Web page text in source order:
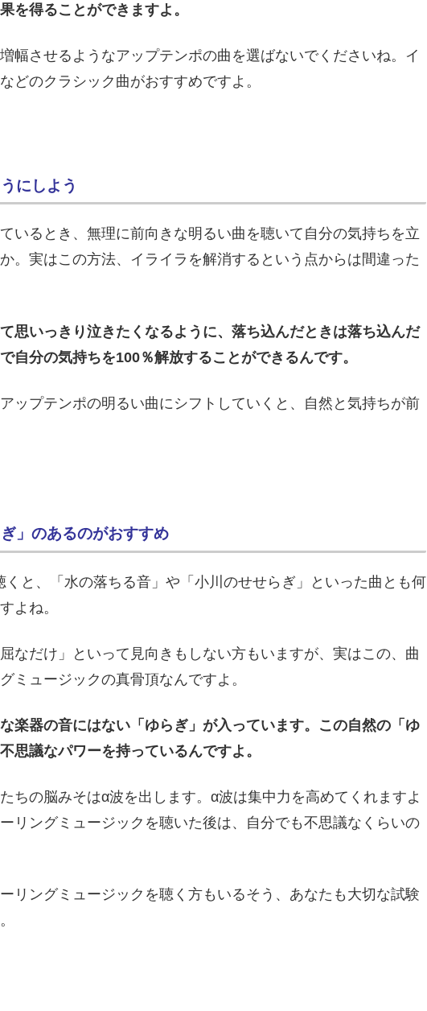
を得ることができますよ。
幅させるようなアップテンポの曲を選ばないでくださいね。イ
どのクラシック曲がおすすめですよ。
にしよう
いるとき、無理に前向きな明るい曲を聴いて自分の気持ちを立
。実はこの方法、イライラを解消するという点からは間違った
思いっきり泣きたくなるように、落ち込んだときは落ち込んだ
自分の気持ちを100％解放することができるんです。
ップテンポの明るい曲にシフトしていくと、自然と気持ちが前
」のあるのがおすすめ
くと、「水の落ちる音」や「小川のせせらぎ」といった曲とも何
よね。
なだけ」といって見向きもしない方もいますが、実はこの、曲
ミュージックの真骨頂なんですよ。
楽器の音にはない「ゆらぎ」が入っています。この自然の「ゆ
思議なパワーを持っているんですよ。
ちの脳みそはα波を出します。α波は集中力を高めてくれますよ
リングミュージックを聴いた後は、自分でも不思議なくらいの
リングミュージックを聴く方もいるそう、あなたも大切な試験